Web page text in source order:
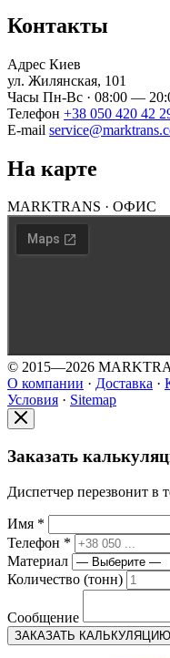
Контакты
Адрес Киев
ул. Жилянская, 101
Часы Пн-Вс · 08:00 —
Телефон +38 050 420 42
E-mail
На карте
MARKTRANS · ОФИС
© 2015—2026
О компании · Доставка ·
Условия · Sitemap
Заказать
Диспетчер перезвонит в
Имя *
Телефон *
Материал
Количество (тонн)
Сообщение
ЗАКАЗАТЬ КАЛЬКУЛЯЦИЮ